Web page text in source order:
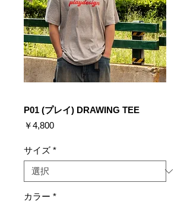
P01 (プレイ) DRAWING TEE
￥4,800価
サイズ *
カラー *